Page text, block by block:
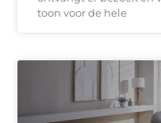
toon voor de hele